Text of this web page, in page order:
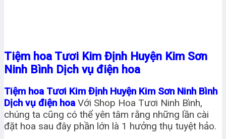
Tiệm hoa Tươi Kim Định Huyện Kim Sơn
Ninh Bình Dịch vụ điện hoa
Tiệm hoa Tươi Kim Định Huyện Kim Sơn Ninh Bình
Dịch vụ điện hoaVới Shop Hoa Tươi Ninh Bình,
chúng ta cũng có thể yên tâm rằng những lần cài
đặt hoa sau đây phần lớn là 1 hưởng thụ tuyệt hảo.